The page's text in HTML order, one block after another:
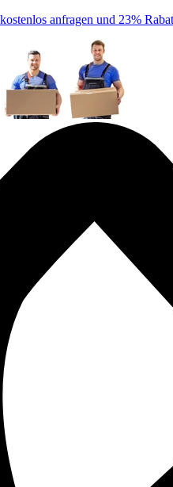
kostenlos anfragen und 23%